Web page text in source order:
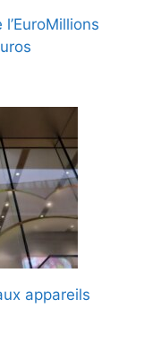
appareils